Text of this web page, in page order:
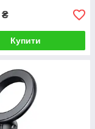
₴
Купити